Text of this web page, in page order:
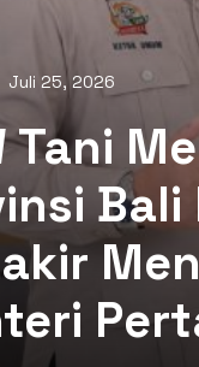
Juli 25, 2026
Tani
Bali